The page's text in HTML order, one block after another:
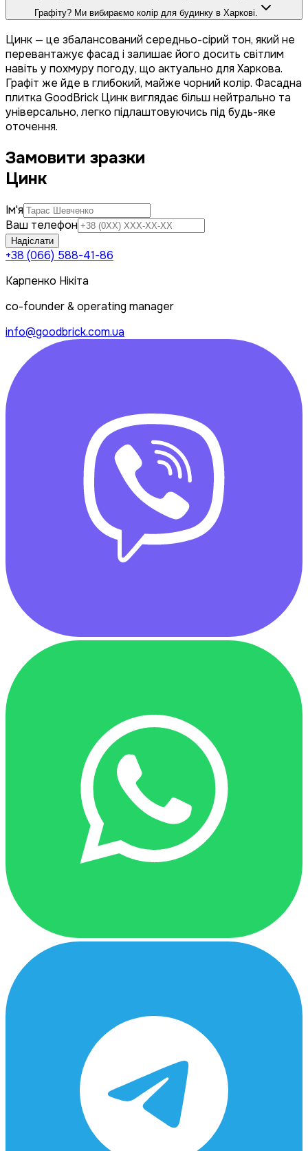
Графіту? Ми вибираємо колір для будинку в Харкові.
Цинк — це збалансований середньо-сірий тон, який не
перевантажує фасад і залишає його досить світлим
навіть у похмуру погоду, що актуально для Харкова.
Графіт же йде в глибокий, майже чорний колір. Фасадна
плитка GoodBrick Цинк виглядає більш нейтрально та
універсально, легко підлаштовуючись під будь-яке
оточення.
Замовити зразки
Цинк
Ім'я
Ваш телефон
Надіслати
+38 (066) 588-41-86
Карпенко Нікіта
co-founder & operating manager
info@goodbrick.com.ua